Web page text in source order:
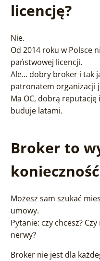
licencję?
Nie.
Od 2014 roku w Polsce
państwowej licencji.
Ale… dobry broker i tak
patronatem organizacji
Ma OC, dobrą
buduje latami.
Broker to
konieczność
Możesz sam szukać
umowy.
Pytanie: czy chcesz?
nerwy?
Broker nie jest dla